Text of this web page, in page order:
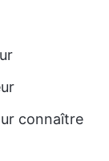
connaître